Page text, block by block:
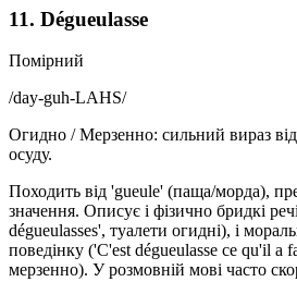
11. Dégueulasse
Помірний
/day-guh-LAHS/
Огидно / Мерзенно: сильний вираз
осуду.
Походить від 'gueule' (паща/морда),
значення. Описує і фізично бридкі
dégueulasses', туалети огидні), і
поведінку ('C'est dégueulasse ce qu'il a
мерзенно). У розмовній мові часто